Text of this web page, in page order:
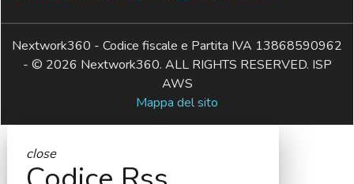
Nextwork360 - Codice fiscale e Partita IVA 13868590962
- © 2026 Nextwork360. ALL RIGHTS RESERVED. ISP
AWS
Mappa del sito
close